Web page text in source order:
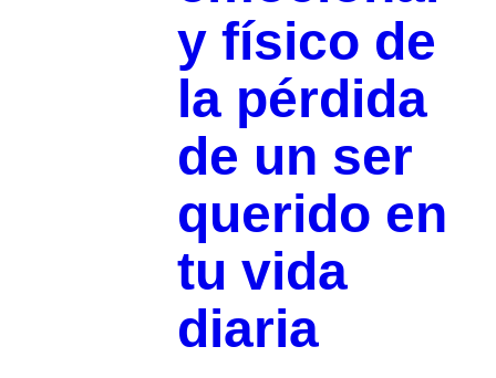
y físico de
la pérdida
de un ser
querido en
tu vida
diaria